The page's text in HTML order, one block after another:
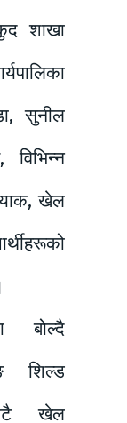
शाखा
सुनील
खेल
बोल्दै
शिल्ड
खेल